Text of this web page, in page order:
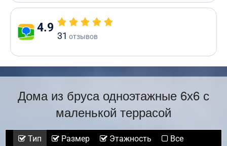
4.9
31 отзывов
Дома из бруса одноэтажные 6х6 с
маленькой террасой
Тип Размер Этажность Все